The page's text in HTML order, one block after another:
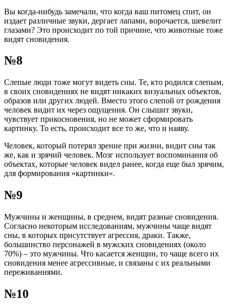
Вы когда-нибудь замечали, что когда ваш питомец спит, он
издает различные звуки, дергает лапами, ворочается, шевелит
глазами? Это происходит по той причине, что животные тоже
видят сновидения.
№8
Слепые люди тоже могут видеть сны. Те, кто родился слепым,
в своих сновидениях не видят никаких визуальных объектов,
образов или других людей. Вместо этого слепой от рождения
человек видит их через ощущения. Он слышит звуки,
чувствует прикосновения, но не может сформировать
картинку. То есть, происходит все то же, что и наяву.
Человек, который потерял зрение при жизни, видит сны так
же, как и зрячий человек. Мозг использует воспоминания об
объектах, которые человек видел ранее, когда еще был зрячим,
для формирования «картинки».
№9
Мужчины и женщины, в среднем, видят разные сновидения.
Согласно некоторым исследованиям, мужчины чаще видят
сны, в которых присутствует агрессия, драки. Также,
большинство персонажей в мужских сновидениях (около
70%) – это мужчины. Что касается женщин, то чаще всего их
сновидения менее агрессивные, и связаны с их реальными
переживаниями.
№10